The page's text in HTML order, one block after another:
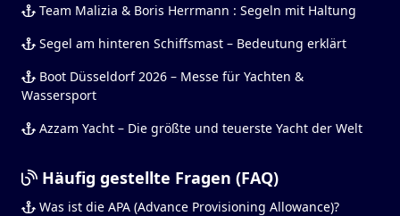
Team Malizia & Boris Herrmann : Segeln mit Haltung
Segel am hinteren Schiffsmast – Bedeutung erklärt
Boot Düsseldorf 2026 – Messe für Yachten &
Wassersport
Azzam Yacht – Die größte und teuerste Yacht der Welt
Häufig gestellte Fragen (FAQ)
Was ist die APA (Advance Provisioning Allowance)?